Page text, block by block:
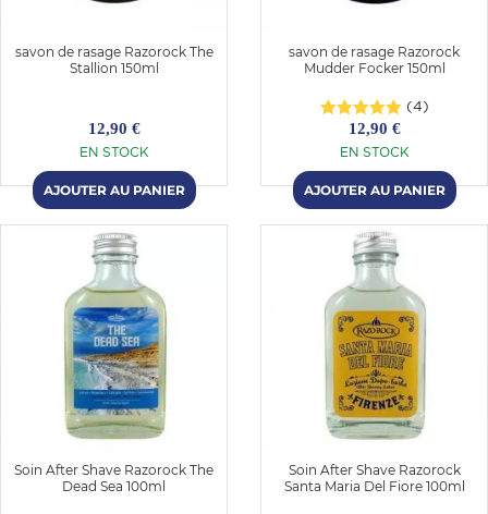
savon de rasage Razorock The
Stallion 150ml
12,90 €
EN STOCK
savon de rasage Razorock
Mudder Focker 150ml
(4)
12,90 €
EN STOCK
Soin After Shave Razorock The
Dead Sea 100ml
Soin After Shave Razorock
Santa Maria Del Fiore 100ml